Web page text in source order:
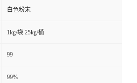
白色粉末
1kg/袋 25kg/桶
99
99%